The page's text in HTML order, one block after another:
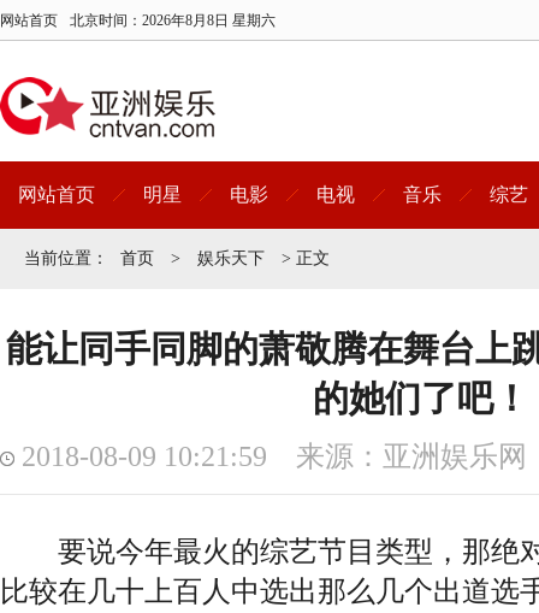
网站首页 北京时间： 2026年8月8日 星期六
网站首页 明星 电影 电视 音乐 综艺
当前位置： 首页 > 娱乐天下 > 正文
能让同手同脚的萧敬腾在舞台上
的她们了吧！
2018-08-09 10:21:59 来源：亚洲娱乐网
要说今年最火的综艺节目类型，那绝
比较在几十上百人中选出那么几个出道选